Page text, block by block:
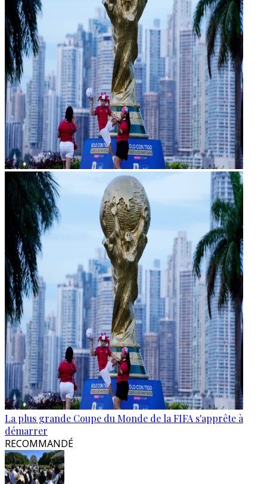
La plus grande Coupe du Monde de la FIFA s'apprête à
démarrer
RECOMMANDÉ